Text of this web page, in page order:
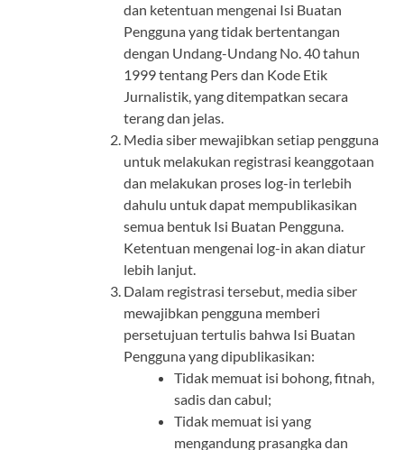
dan ketentuan mengenai Isi Buatan
Pengguna yang tidak bertentangan
dengan Undang-Undang No. 40 tahun
1999 tentang Pers dan Kode Etik
Jurnalistik, yang ditempatkan secara
terang dan jelas.
Media siber mewajibkan setiap pengguna
untuk melakukan registrasi keanggotaan
dan melakukan proses log-in terlebih
dahulu untuk dapat mempublikasikan
semua bentuk Isi Buatan Pengguna.
Ketentuan mengenai log-in akan diatur
lebih lanjut.
Dalam registrasi tersebut, media siber
mewajibkan pengguna memberi
persetujuan tertulis bahwa Isi Buatan
Pengguna yang dipublikasikan:
Tidak memuat isi bohong, fitnah,
sadis dan cabul;
Tidak memuat isi yang
mengandung prasangka dan